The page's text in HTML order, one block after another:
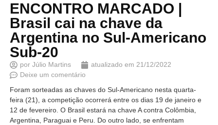
ENCONTRO MARCADO |
Brasil cai na chave da
Argentina no Sul-Americano
Sub-20
por Júlio Martins atualizado em 21/12/2022
Deixe um comentário
Foram sorteadas as chaves do Sul-Americano nesta quarta-
feira (21), a competição ocorrerá entre os dias 19 de janeiro e
12 de fevereiro. O Brasil estará na chave A contra Colômbia,
Argentina, Paraguai e Peru. Do outro lado, se enfrentam